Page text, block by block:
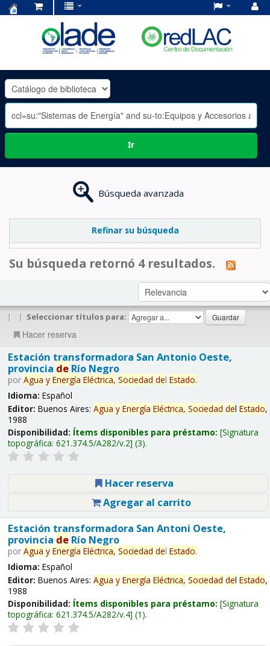
OLADE
-
Ir
Búsqueda avanzada
Refinar su búsqueda
Su búsqueda retornó 4 resultados.
| | Seleccionar títulos para:
Hacer reserva
Estación transformadora San Antonio Oeste,
provincia deRío Negro
por Agua y Energía Eléctrica, Sociedad del Estado.
Idioma: Español
Editor: Buenos Aires: Agua y Energía Eléctrica, Sociedad del Estado,
1988
Disponibilidad: Ítems disponibles para préstamo: Signatura
topográfica: 621.374.5/A282/v.2 (3).
Hacer reserva
Agregar al carrito
Estación transformadora San Antoni Oeste,
provincia deRío Negro
por Agua y Energía Eléctrica, Sociedad del Estado.
Idioma: Español
Editor: Buenos Aires: Agua y Energía Eléctrica, Sociedad del Estado,
1988
Disponibilidad: Ítems disponibles para préstamo: Signatura
topográfica: 621.374.5/A282/v.4 (1).